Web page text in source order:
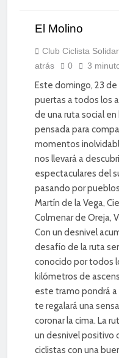
DEPORTE
DIVERSIÓN
SOCIAL
El Molino
Club Ciclista
atrás
0 3
Este domingo, 23
puertas a todos los
de una ruta social
pensada para
momentos
nos llevará a
espectaculares del
pasando por
Martín de la Vega,
Colmenar de Oreja,
Con un desnivel
desafío de la ruta
conocido por todos
kilómetros de
este tramo pondrá
te regalará una
coronar la cima. La
un desnivel positivo
ciclistas con una